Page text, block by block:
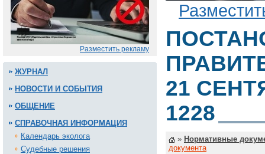
Разместить рекламу
ЖУРНАЛ
НОВОСТИ И СОБЫТИЯ
ОБЩЕНИЕ
СПРАВОЧНАЯ ИНФОРМАЦИЯ
Календарь эколога
Судебные решения
21
1228
» Нормативные
документа